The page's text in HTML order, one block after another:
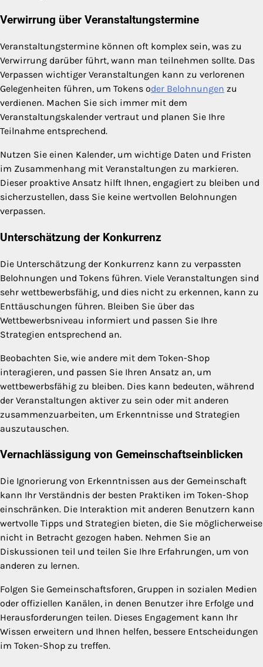
Verwirrung über Veranstaltungstermine
Veranstaltungstermine können oft komplex sein, was zu
Verwirrung darüber führt, wann man teilnehmen sollte. Das
Verpassen wichtiger Veranstaltungen kann zu verlorenen
Gelegenheiten führen, um Tokens oder Belohnungen zu
verdienen. Machen Sie sich immer mit dem
Veranstaltungskalender vertraut und planen Sie Ihre
Teilnahme entsprechend.
Nutzen Sie einen Kalender, um wichtige Daten und Fristen
im Zusammenhang mit Veranstaltungen zu markieren.
Dieser proaktive Ansatz hilft Ihnen, engagiert zu bleiben und
sicherzustellen, dass Sie keine wertvollen Belohnungen
verpassen.
Unterschätzung der Konkurrenz
Die Unterschätzung der Konkurrenz kann zu verpassten
Belohnungen und Tokens führen. Viele Veranstaltungen sind
sehr wettbewerbsfähig, und dies nicht zu erkennen, kann zu
Enttäuschungen führen. Bleiben Sie über das
Wettbewerbsniveau informiert und passen Sie Ihre
Strategien entsprechend an.
Beobachten Sie, wie andere mit dem Token-Shop
interagieren, und passen Sie Ihren Ansatz an, um
wettbewerbsfähig zu bleiben. Dies kann bedeuten, während
der Veranstaltungen aktiver zu sein oder mit anderen
zusammenzuarbeiten, um Erkenntnisse und Strategien
auszutauschen.
Vernachlässigung von Gemeinschaftseinblicken
Die Ignorierung von Erkenntnissen aus der Gemeinschaft
kann Ihr Verständnis der besten Praktiken im Token-Shop
einschränken. Die Interaktion mit anderen Benutzern kann
wertvolle Tipps und Strategien bieten, die Sie möglicherweise
nicht in Betracht gezogen haben. Nehmen Sie an
Diskussionen teil und teilen Sie Ihre Erfahrungen, um von
anderen zu lernen.
Folgen Sie Gemeinschaftsforen, Gruppen in sozialen Medien
oder offiziellen Kanälen, in denen Benutzer ihre Erfolge und
Herausforderungen teilen. Dieses Engagement kann Ihr
Wissen erweitern und Ihnen helfen, bessere Entscheidungen
im Token-Shop zu treffen.